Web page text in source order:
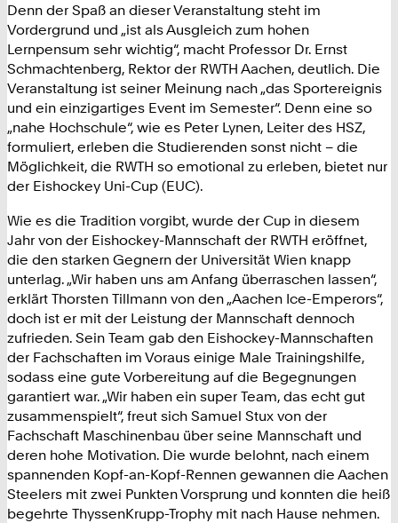
Denn der Spaß an dieser Veranstaltung steht im
Vordergrund und „ist als Ausgleich zum hohen
Lernpensum sehr wichtig“, macht Professor Dr. Ernst
Schmachtenberg, Rektor der RWTH Aachen, deutlich. Die
Veranstaltung ist seiner Meinung nach „das Sportereignis
und ein einzigartiges Event im Semester“. Denn eine so
„nahe Hochschule“, wie es Peter Lynen, Leiter des HSZ,
formuliert, erleben die Studierenden sonst nicht – die
Möglichkeit, die RWTH so emotional zu erleben, bietet nur
der Eishockey Uni-Cup (EUC).
Wie es die Tradition vorgibt, wurde der Cup in diesem
Jahr von der Eishockey-Mannschaft der RWTH eröffnet,
die den starken Gegnern der Universität Wien knapp
unterlag. „Wir haben uns am Anfang überraschen lassen“,
erklärt Thorsten Tillmann von den „Aachen Ice-Emperors“,
doch ist er mit der Leistung der Mannschaft dennoch
zufrieden. Sein Team gab den Eishockey-Mannschaften
der Fachschaften im Voraus einige Male Trainingshilfe,
sodass eine gute Vorbereitung auf die Begegnungen
garantiert war. „Wir haben ein super Team, das echt gut
zusammenspielt“, freut sich Samuel Stux von der
Fachschaft Maschinenbau über seine Mannschaft und
deren hohe Motivation. Die wurde belohnt, nach einem
spannenden Kopf-an-Kopf-Rennen gewannen die Aachen
Steelers mit zwei Punkten Vorsprung und konnten die heiß
begehrte ThyssenKrupp-Trophy mit nach Hause nehmen.